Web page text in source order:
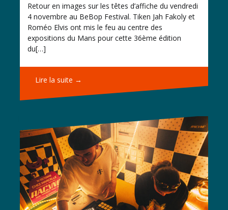
Retour en images sur les têtes d’affiche du vendredi
4 novembre au BeBop Festival. Tiken Jah Fakoly et
Roméo Elvis ont mis le feu au centre des
expositions du Mans pour cette 36ème édition
du[…]
Lire la suite →